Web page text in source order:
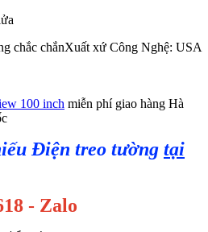
chắc chắnXuất xứ Công Nghệ: USA
100 inch miễn phí giao hàng Hà
Điện treo tường tại
- Zalo